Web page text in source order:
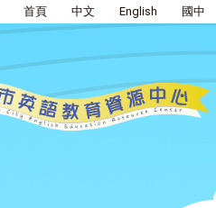
首頁 中文 English 國中